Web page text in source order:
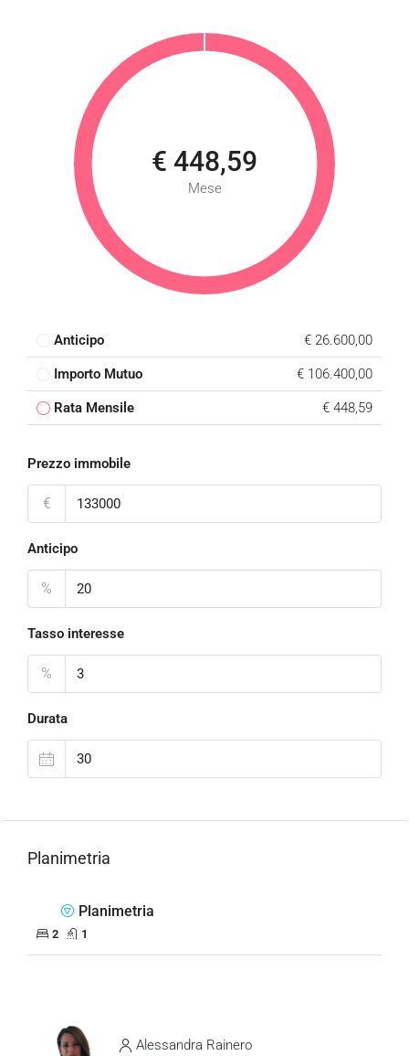
€ 448,59
Mese
Anticipo € 26.600,00
Importo Mutuo € 106.400,00
Rata Mensile € 448,59
Prezzo immobile
€
Anticipo
%
Tasso interesse
%
Durata
Planimetria
Planimetria
2 1
Alessandra Rainero